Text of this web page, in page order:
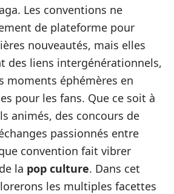
Les conventions ne
de plateforme pour
nouveautés, mais elles
des liens intergénérationnels,
moments éphémères en
pour les fans. Que ce soit à
animés, des concours de
passionnés entre
convention fait vibrer
la pop culture. Dans cet
les multiples facettes